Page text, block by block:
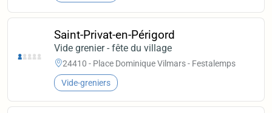
Saint-Privat-en-Périgord
Vide grenier - fête du village
24410 - Place Dominique Vilmars - Festalemps
Vide-greniers